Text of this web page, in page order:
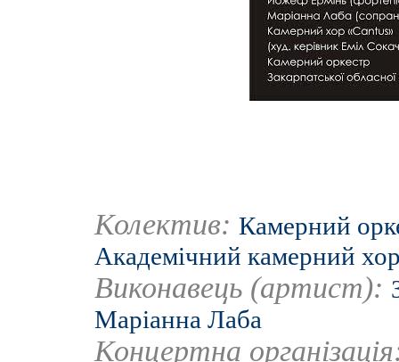
Колектив: Камерний
Академічний камерний
Виконавець (артист):
Маріанна Лаба
Концертна